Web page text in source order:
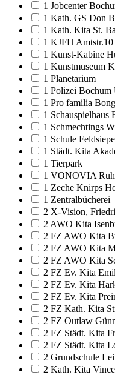
1 Jobcenter
1 Kath. GS Don
1 Kath. Kita St.
1 KJFH Amtstr.10
1 Kunst-Kabine
1 Kunstmuseum
1 Planetarium
1 Polizei Bochum
1 Pro familia
1 Schauspielhaus
1 Schmechtings
1 Schule
1 Städt. Kita
1 Tierpark
1 VONOVIA
1 Zeche Knirps
1 Zentralbücherei
2 X-Vision,
2 AWO Kita
2 FZ AWO Kita
2 FZ AWO Kita
2 FZ AWO Kita
2 FZ Ev. Kita
2 FZ Ev. Kita
2 FZ Ev. Kita
2 FZ Kath. Kita
2 FZ Outlaw
2 FZ Städt. Kita
2 FZ Städt. Kita
2 Grundschule
2 Kath. Kita